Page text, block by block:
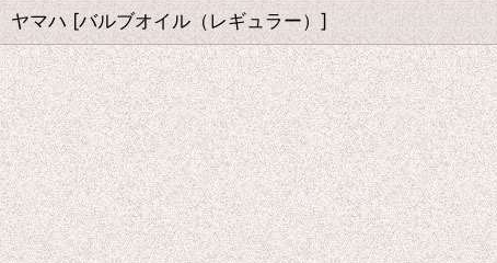
ヤマハ [バルブオイル（レギュラー）]